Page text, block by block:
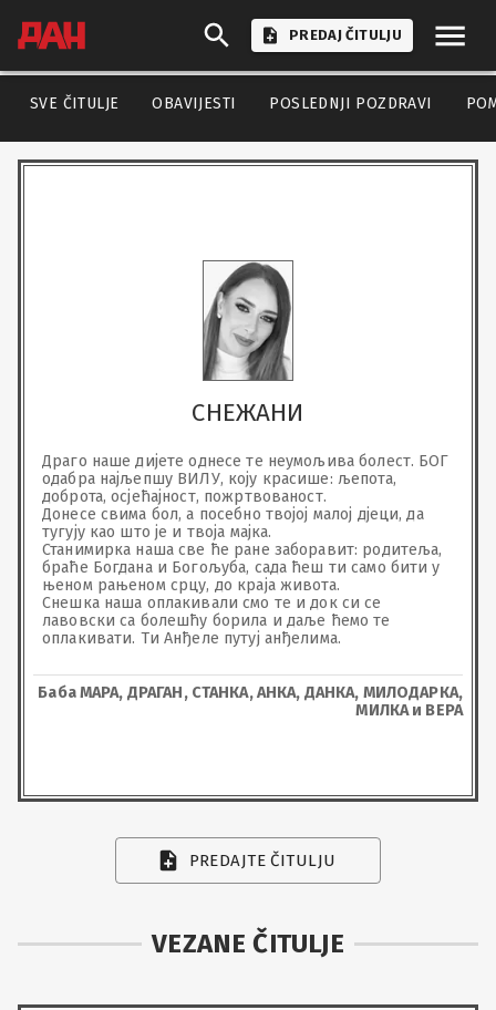
PREDAJ ČITULJU
SVE ČITULJE OBAVIJESTI POSLEDNJI POZDRAVI
СНЕЖАНИ
Драго наше дијете однесе те неумољива болест. БОГ
одабра најљепшу ВИЛУ, коју красише: љепота,
доброта, осјећајност, пожртвованост.
Донесе свима бол, а посебно твојој малој дјеци, да
тугују као што је и твоја мајка.
Станимирка наша све ће ране заборавит: родитеља,
браће Богдана и Богољуба, сада ћеш ти само бити у
њеном рањеном срцу, до краја живота.
Снешка наша оплакивали смо те и док си се
лавовски са болешћу борила и даље ћемо те
оплакивати. Ти Анђеле путуј анђелима.
Баба МАРА, ДРАГАН, СТАНКА, АНКА, ДАНКА, МИЛОДАРКА,
МИЛКА и ВЕРА
PREDAJTE ČITULJU
VEZANE ČITULJE